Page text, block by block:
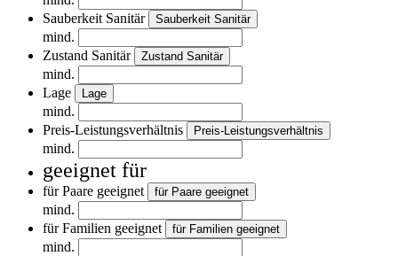
Sauberkeit Sanitär
Sauberkeit Sanitär
mind.
Zustand Sanitär
Zustand Sanitär
mind.
Lage
Lage
mind.
Preis-Leistungsverhältnis
Preis-Leistungsverhältnis
mind.
geeignet für
für Paare geeignet für Paare geeignet
mind.
für Familien geeignet
für Familien geeignet
mind.